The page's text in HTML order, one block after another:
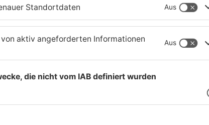
bis 12. Mai jeden Sonntag
Treffpunkt ist im Museum in der
3.
von 7 – 16 Jahren zahlen je 5 Euro.
und in der Tourist-Information
zur Sonderausstellung kann
Telefon 06051 830-300,-301,